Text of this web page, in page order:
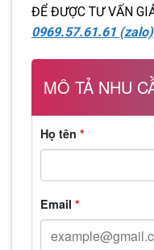
ĐỂ ĐƯỢC TƯ VẤN
0969.57.61.61 (zalo)
MÔ TẢ NHU
Họ tên *
Email *